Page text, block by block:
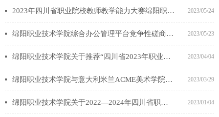
2023/05/24
2023年四川省职业院校教师教学能力大赛绵阳职业技术学院参赛团队信息公示
2023/05/23
绵阳职业技术学院综合办公管理平台竞争性磋商公告
2023/04/04
绵阳职业技术学院关于推荐“四川省2023年职业教育精品在线开放课程和创新创业示范课程”名单的公示
2023/03/29
绵阳职业技术学院与意大利米兰ACME美术学院合作举办动漫制作技术专业专科教育项目学费标准公示
2023/01/04
绵阳职业技术学院关于2022—2024年四川省职业教育人才培养和教育教学改革研究项目拟推荐名单的公示